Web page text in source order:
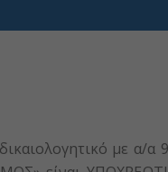
με α/